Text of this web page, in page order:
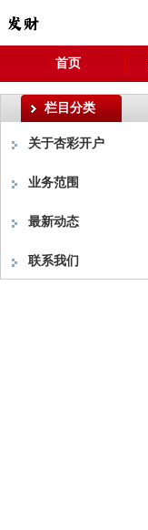
首页
栏目分类
关于杏彩开户
业务范围
最新动态
联系我们